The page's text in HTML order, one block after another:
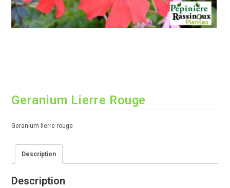
Geranium Lierre Rouge
Geranium lierre rouge
Description
Description